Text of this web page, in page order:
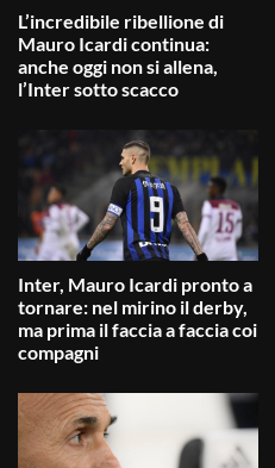
L’incredibile ribellione di
Mauro Icardi continua:
anche oggi non si allena,
l’Inter sotto scacco
Inter, Mauro Icardi pronto a
tornare: nel mirino il derby,
ma prima il faccia a faccia coi
compagni